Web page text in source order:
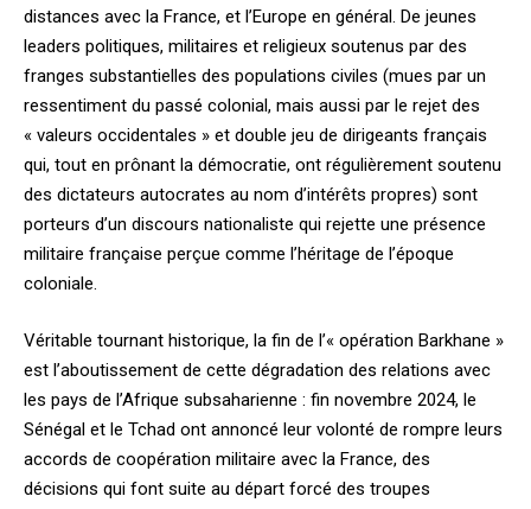
distances avec la France, et l’Europe en général. De jeunes
leaders politiques, militaires et religieux soutenus par des
franges substantielles des populations civiles (mues par un
ressentiment du passé colonial, mais aussi par le rejet des
« valeurs occidentales » et double jeu de dirigeants français
qui, tout en prônant la démocratie, ont régulièrement soutenu
des dictateurs autocrates au nom d’intérêts propres) sont
porteurs d’un discours nationaliste qui rejette une présence
militaire française perçue comme l’héritage de l’époque
coloniale.
Véritable tournant historique, la fin de l’« opération Barkhane »
est l’aboutissement de cette dégradation des relations avec
les pays de l’Afrique subsaharienne : fin novembre 2024, le
Sénégal et le Tchad ont annoncé leur volonté de rompre leurs
accords de coopération militaire avec la France, des
décisions qui font suite au départ forcé des troupes